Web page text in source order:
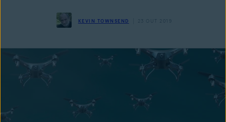
KEVIN TOWNSEND 23 OUT 2019